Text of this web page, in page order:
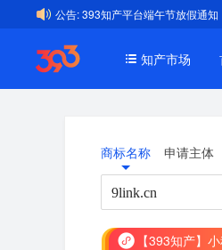
公告:393知产平台端午节放假通知
知产市场
商标名称 申请主体
【393知产】